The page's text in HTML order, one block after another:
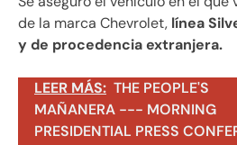
de la marca Chevrolet, línea
y de procedencia extranjera.
LEER MÁS: THE PEOPLE'S
MAÑANERA --- MORNING
PRESIDENTIAL PRESS